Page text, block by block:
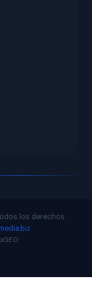
los derechos
GEO